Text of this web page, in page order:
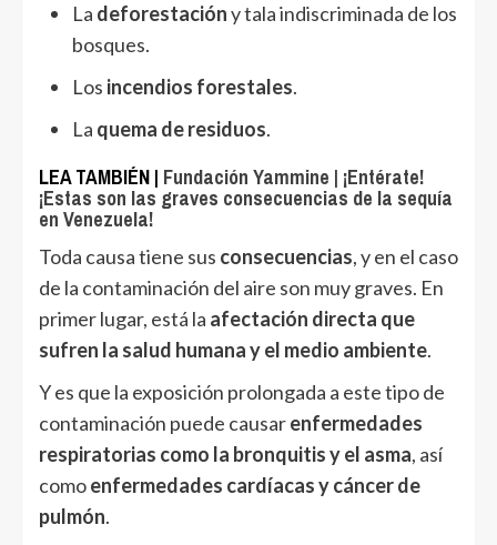
La deforestacióny tala indiscriminada de los
bosques.
Los incendios forestales.
La quema de residuos.
LEA TAMBIÉN | Fundación Yammine | ¡Entérate!
¡Estas son las graves consecuencias de la sequía
en Venezuela!
Toda causa tiene sus consecuencias, y en el caso
de la contaminación del aire son muy graves. En
primer lugar, está la afectación directa que
sufren la salud humana y el medio ambiente.
Y es que la exposición prolongada a este tipo de
contaminación puede causarenfermedades
respiratorias como la bronquitis y el asma, así
comoenfermedades cardíacas y cáncer de
pulmón.